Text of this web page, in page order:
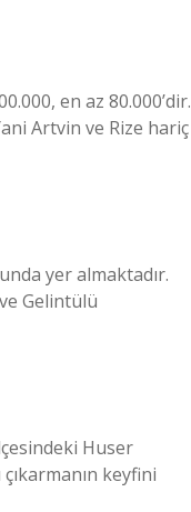
en az 80.000’dir.
Artvin ve Rize hariç
yer almaktadır.
Gelintülü
Huser
çıkarmanın keyfini